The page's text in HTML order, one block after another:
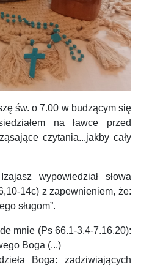
św. o 7.00 w budzącym się
na ławce przed
czytania...jakby cały
wypowiedział słowa
14c) z zapewnieniem, że:
sługom”.
mnie (Ps 66.1-3.4-7.16.20):
Boga (...)
Boga: zadziwiających